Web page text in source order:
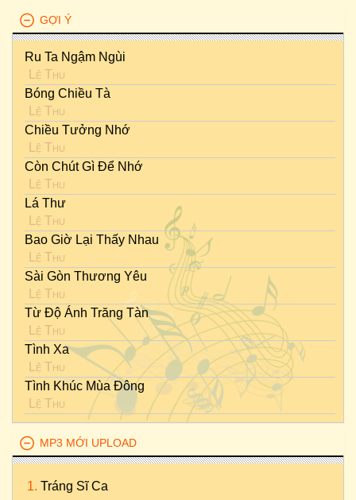
GỢI Ý
Ru Ta Ngậm Ngùi
Lệ Thu
Bóng Chiều Tà
Lệ Thu
Chiều Tưởng Nhớ
Lệ Thu
Còn Chút Gì Để Nhớ
Lệ Thu
Lá Thư
Lệ Thu
Bao Giờ Lại Thấy Nhau
Lệ Thu
Sài Gòn Thương Yêu
Lệ Thu
Từ Độ Ánh Trăng Tàn
Lệ Thu
Tình Xa
Lệ Thu
Tình Khúc Mùa Đông
Lệ Thu
MP3 MỚI UPLOAD
Tráng Sĩ Ca